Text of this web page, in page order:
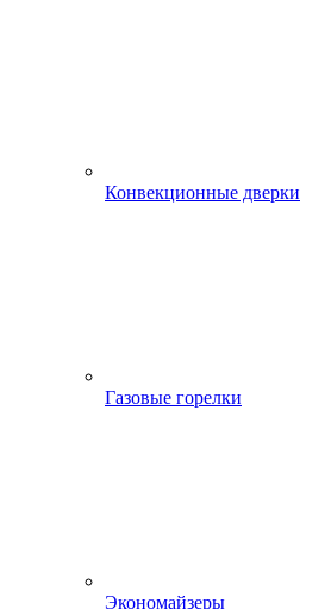
Конвекционные дверки
Газовые горелки
Экономайзеры